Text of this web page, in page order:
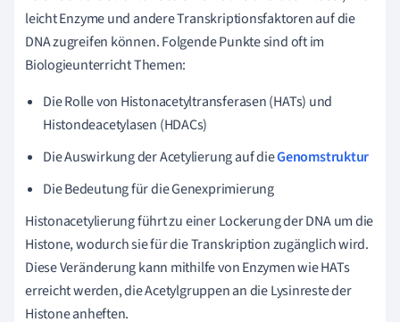
leicht Enzyme und andere Transkriptionsfaktoren auf die
DNA zugreifen können. Folgende Punkte sind oft im
Biologieunterricht Themen:
Die Rolle von Histonacetyltransferasen (HATs) und
Histondeacetylasen (HDACs)
Die Auswirkung der Acetylierung auf dieGenomstruktur
Die Bedeutung für die Genexprimierung
Histonacetylierung führt zu einer Lockerung der DNA um die
Histone, wodurch sie für die Transkription zugänglich wird.
Diese Veränderung kann mithilfe von Enzymen wie HATs
erreicht werden, die Acetylgruppen an die Lysinreste der
Histone anheften.